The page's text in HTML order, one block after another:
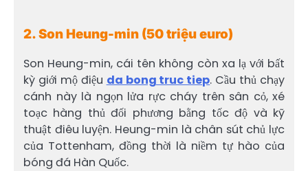
2. Son Heung-min (50 triệu euro)
Son Heung-min, cái tên không còn xa lạ với bất
kỳ giới mộ điệu da bong truc tiep. Cầu thủ chạy
cánh này là ngọn lửa rực cháy trên sân cỏ, xé
toạc hàng thủ đối phương bằng tốc độ và kỹ
thuật điêu luyện. Heung-min là chân sút chủ lực
của Tottenham, đồng thời là niềm tự hào của
bóng đá Hàn Quốc.